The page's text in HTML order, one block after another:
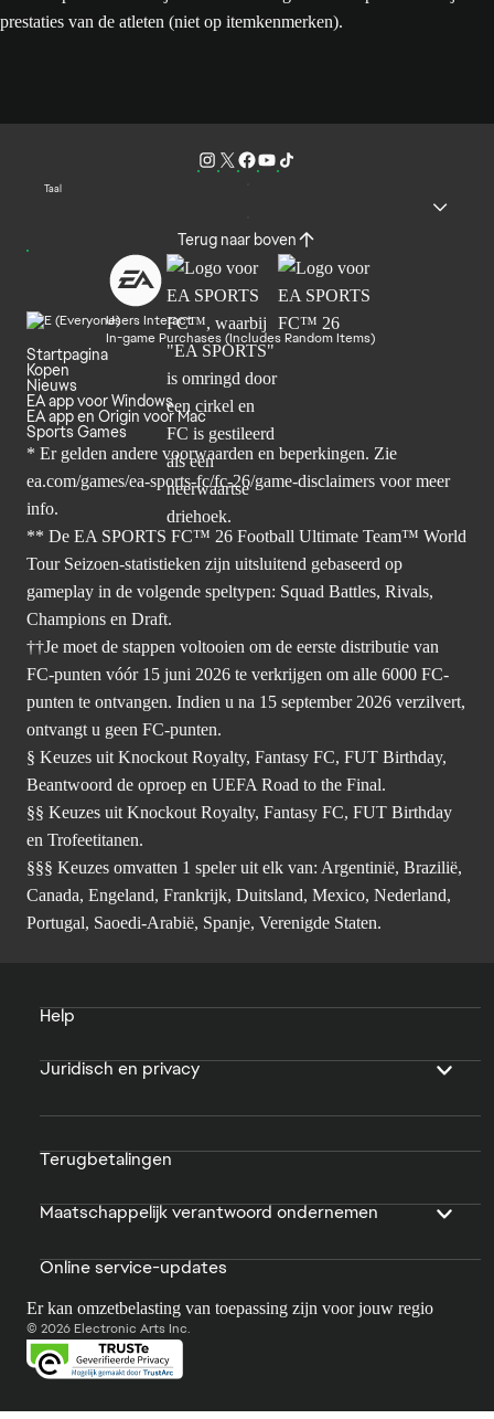
prestaties van de atleten (niet op itemkenmerken).
Taal
Terug naar boven
Users Interact
In-game Purchases (Includes Random Items)
Startpagina
Kopen
Nieuws
EA app voor Windows
EA app en Origin voor Mac
Sports Games
* Er gelden andere voorwaarden en beperkingen. Zie
ea.com/games/ea-sports-fc/fc-26/game-disclaimers voor meer
info.
** De EA SPORTS FC™ 26 Football Ultimate Team™ World
Tour Seizoen-statistieken zijn uitsluitend gebaseerd op
gameplay in de volgende speltypen: Squad Battles, Rivals,
Champions en Draft.
††Je moet de stappen voltooien om de eerste distributie van
FC-punten vóór 15 juni 2026 te verkrijgen om alle 6000 FC-
punten te ontvangen. Indien u na 15 september 2026 verzilvert,
ontvangt u geen FC-punten.
§ Keuzes uit Knockout Royalty, Fantasy FC, FUT Birthday,
Beantwoord de oproep en UEFA Road to the Final.
§§ Keuzes uit Knockout Royalty, Fantasy FC, FUT Birthday
en Trofeetitanen.
§§§ Keuzes omvatten 1 speler uit elk van: Argentinië, Brazilië,
Canada, Engeland, Frankrijk, Duitsland, Mexico, Nederland,
Portugal, Saoedi-Arabië, Spanje, Verenigde Staten.
Help
Juridisch en privacy
Terugbetalingen
Maatschappelijk verantwoord ondernemen
Online service-updates
Er kan omzetbelasting van toepassing zijn voor jouw regio
© 2026 Electronic Arts Inc.